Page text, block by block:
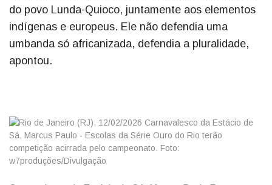
do povo Lunda-Quioco, juntamente aos elementos
indígenas e europeus. Ele não defendia uma
umbanda só africanizada, defendia a pluralidade,
apontou.